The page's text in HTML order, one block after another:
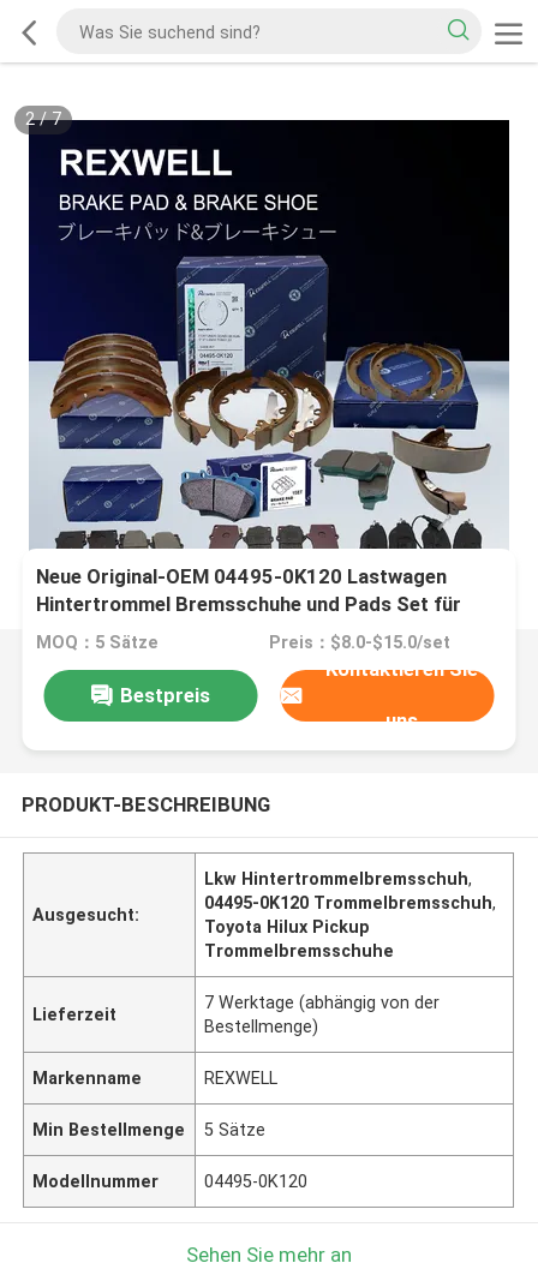
2/7
Neue Original-OEM 04495-0K120 Lastwagen
Hintertrommel Bremsschuhe und Pads Set für
Toyota Hilux Pickup Auto Ersatzteile Zubehör
MOQ：5 Sätze Preis：$8.0-$15.0/set
Bestpreis
Kontaktieren Sie
uns
PRODUKT-BESCHREIBUNG
Ausgesucht:
Lkw Hintertrommelbremsschuh,
04495-0K120 Trommelbremsschuh,
Toyota Hilux Pickup
Trommelbremsschuhe
Lieferzeit
7 Werktage (abhängig von der
Bestellmenge)
Markenname REXWELL
Min Bestellmenge 5 Sätze
Modellnummer 04495-0K120
Sehen Sie mehr an